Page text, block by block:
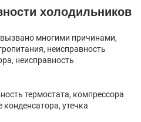
холодильников
многими причинами,
неисправность
неисправность
термостата, компрессора
конденсатора, утечка